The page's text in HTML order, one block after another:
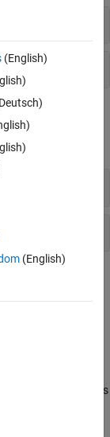
de eje a
de los títulos de las
(English)
(English)